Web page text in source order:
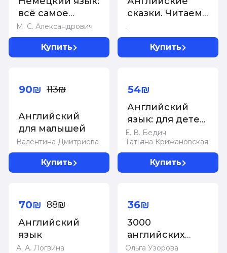
е издание
М. С. Александрович
всё самое
важное в одной
книге
Купить
.
сказки. Читаем
Купить
Валентина Дмитриева
Английский
для малышей
90₪ 113₪
Купить
Е. В. Бедич
Татьяна Крижановская
Английский
язык: для детей
4-5 лет. Ч. 1
54₪
Купить
А. А. Логвина
Английский
язык
70₪ 88₪
Ольга Узорова
3000
английских
слов.
36₪